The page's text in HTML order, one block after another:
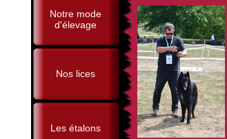
Notre mode
d'élevage
Nos lices
Les étalons